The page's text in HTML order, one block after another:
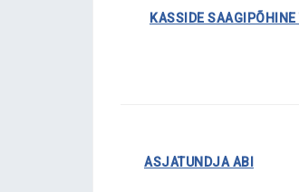
KASSIDE
ASJATUNDJA ABI